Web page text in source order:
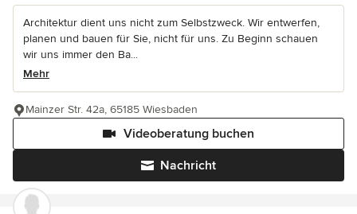
Architektur dient uns nicht zum Selbstzweck. Wir entwerfen,
planen und bauen für Sie, nicht für uns. Zu Beginn schauen
wir uns immer den Ba...
Mehr
Nachricht
Videoberatung buchen
Mainzer Str. 42a, 65185 Wiesbaden